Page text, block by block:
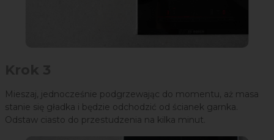
Mieszaj, jednocześnie podgrzewając do momentu, aż masa
stanie się gładka i będzie odchodzić od ścianek garnka.
Odstaw ciasto do przestudzenia na kilka minut.